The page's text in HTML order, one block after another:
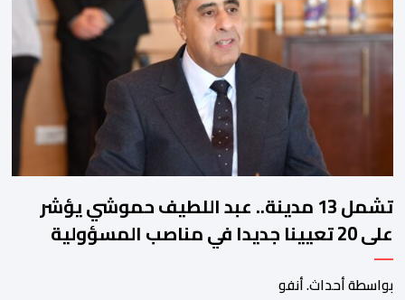
زيان، المعتقل بالمؤسسة ذاتها، وذلك لتنوير الرأي العام بالحقائق
والمعطيات الدقيقة.واوضحت إدارة المؤسسة السجنية أن المعني
بالأمر يستفيد منذ إيداعه من تتبع طبي منتظم ومستمر وفقا […]
تشمل 13 مدينة.. عبد اللطيف حموشي يؤشر
على 20 تعيينا جديدا في مناصب المسؤولية
بمصالح الأمن الوطني
بواسطة أحداث. أنفو